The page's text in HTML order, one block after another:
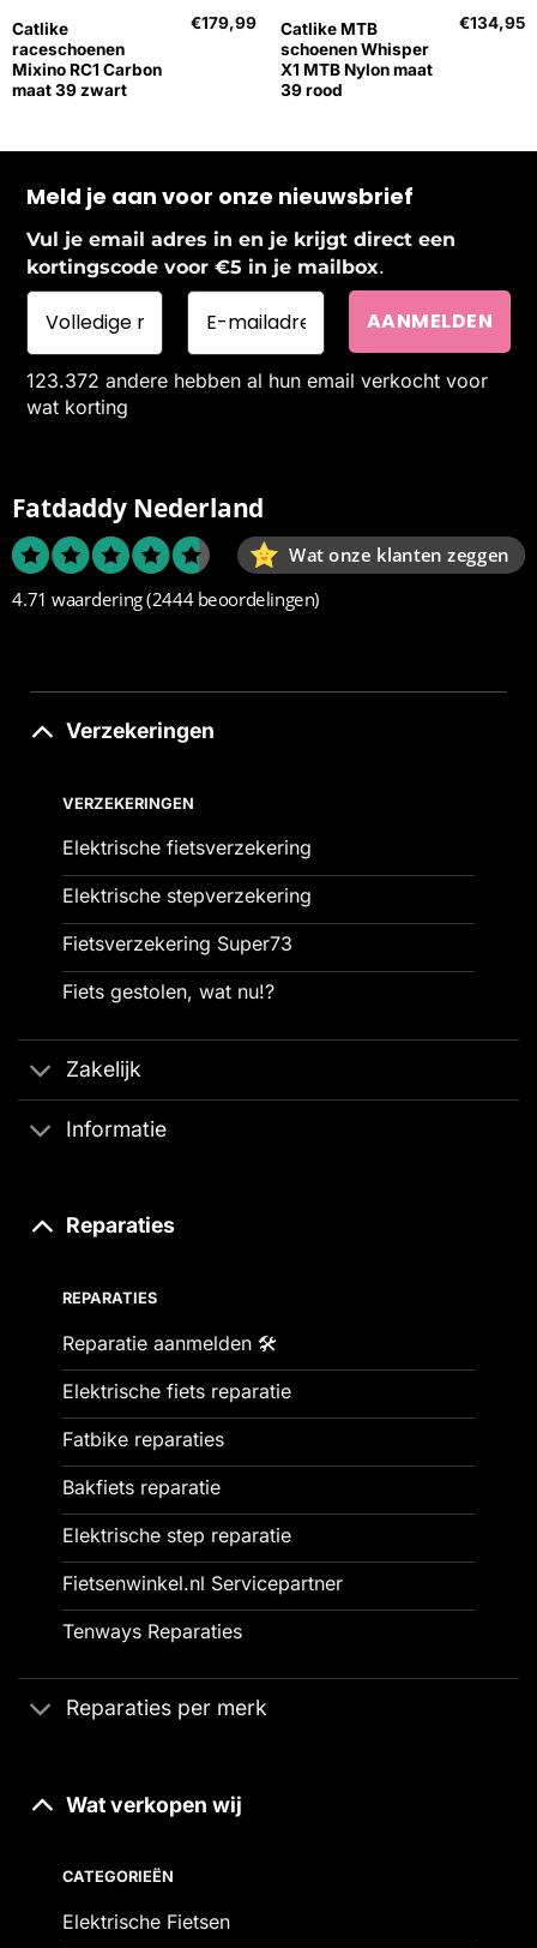
Catlike
raceschoenen
Mixino RC1 Carbon
maat 39 zwart
€179,99
Catlike MTB
schoenen Whisper
X1 MTB Nylon maat
39 rood
€134,95
Meld je aan voor onze nieuwsbrief
Vul je email adres in en je krijgt direct een
kortingscode voor €5 in je mailbox.
123.372 andere hebben al hun email verkocht voor
wat korting
Fatdaddy Nederland
Wat onze klanten zeggen
4.71 waardering(2444 beoordelingen)
Verzekeringen
VERZEKERINGEN
Elektrische fietsverzekering
Elektrische stepverzekering
Fietsverzekering Super73
Fiets gestolen, wat nu!?
Zakelijk
Informatie
Reparaties
REPARATIES
Reparatie aanmelden 🛠️
Elektrische fiets reparatie
Fatbike reparaties
Bakfiets reparatie
Elektrische step reparatie
Fietsenwinkel.nl Servicepartner
Tenways Reparaties
Reparaties per merk
Wat verkopen wij
CATEGORIEËN
Elektrische Fietsen